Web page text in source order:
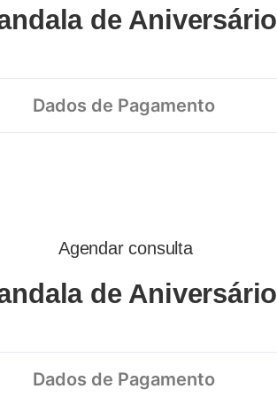
de Aniversário
Dados de Pagamento
Agendar consulta
de Aniversário
Dados de Pagamento